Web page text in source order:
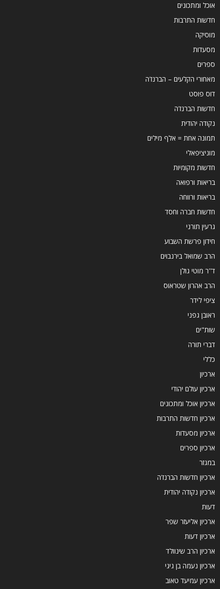
אוכל ומתכונים
חדשות התרבות
מוסיקה
מסעדות
ספרים
מאחורי הקלעים – הברנז'ה
דוס פוסט
חדשות הברנז'ה
נקודה יהודית
תמונה אחת = אלף מילים
מוניציפאלי
חדשות מקומיות
בריאות ורפואה
בריאות ורווחה
חדשות חברה וחסד
גרעין תורני
חידון פרשת השבוע
הרב שמואל בירנבוים
ד''ר מוטי גולן
הרב אהרון שטראוס
ציפי לידר
ראובן גפני
שות"ים
דברי תורה
כללי
ארכיון
ארכיון עולם יהודי
ארכיון אוכל ומתכונים
ארכיון חדשות התרבות
ארכיון מסעדות
ארכיון ספרים
במגזר
ארכיון חדשות הברנז'ה
ארכיון נקודה יהודית
דעות
ארכיון אליעזר שפר
ארכיון דעות
ארכיון הרב שינוולד
ארכיון נעמה בן גיגי
ארכיון עמיעד טאוב